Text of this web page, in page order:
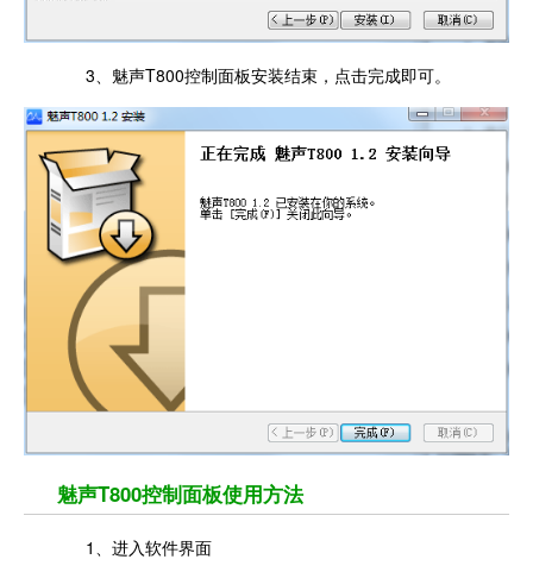
3、魅声T800控制面板安装结束，点击完成即可。
魅声T800控制面板使用方法
1、进入软件界面